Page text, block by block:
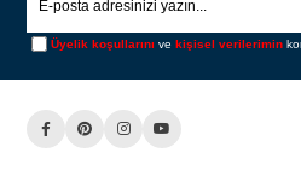
Üyelik koşullarını vekişisel verilerimin